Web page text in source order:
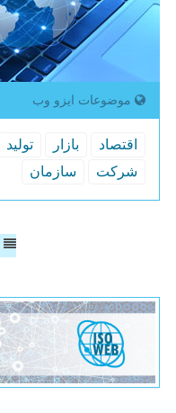
موضوعات ایزو وب
اقتصاد بازار تولید
شركت
سازمان